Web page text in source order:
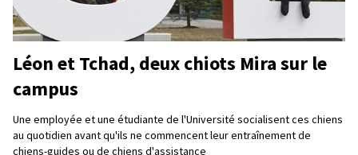
Léon et Tchad, deux chiots Mira sur le
campus
Une employée et une étudiante de l'Université socialisent ces chiens
au quotidien avant qu'ils ne commencent leur entraînement de
chiens-guides ou de chiens d'assistance